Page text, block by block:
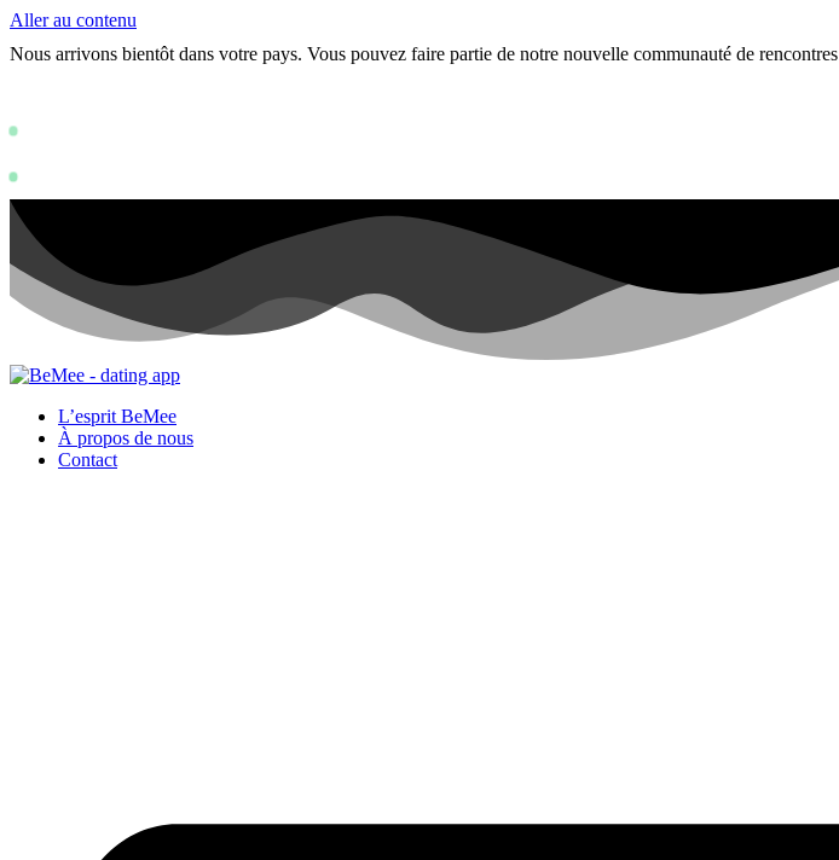
Aller au contenu
Nous arrivons bientôt dans votre pays. Vous pouvez faire partie de notre nouvelle communauté de rencontres
L’esprit BeMee
À propos de nous
Contact